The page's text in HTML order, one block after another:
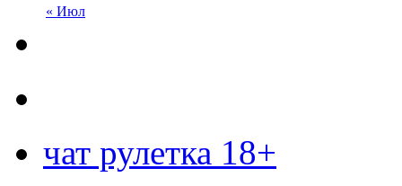
« Июл
чат рулетка 18+